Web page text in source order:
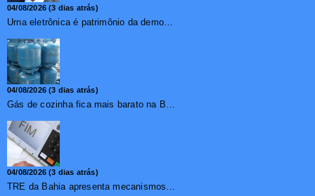
04/08/2026 (3 dias atrás)
Urna eletrônica é patrimônio da democracia, diz presidente do TSE
04/08/2026 (3 dias atrás)
Gás de cozinha fica mais barato na Bahia após redução de 7,1%
04/08/2026 (3 dias atrás)
TRE da Bahia apresenta mecanismos de segurança das urnas e nova ordem de votação para eleições